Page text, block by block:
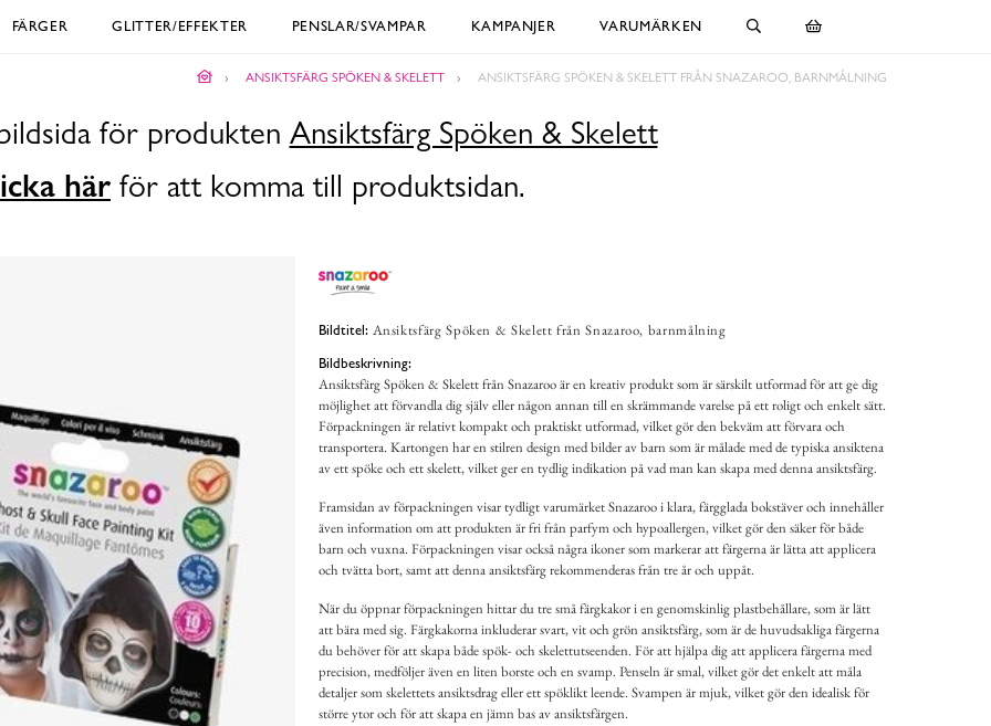
FÄRGER GLITTER/EFFEKTER PENSLAR/SVAMPAR KAMPANJER VARUMÄRKEN
ANSIKTSFÄRG SPÖKEN & SKELETT ANSIKTSFÄRG SPÖKEN & SKELETT FRÅN SNAZAROO, BARNMÅLNING
för produkten Ansiktsfärg Spöken & Skelett
här för att komma till produktsidan.
Bildtitel: Ansiktsfärg Spöken & Skelett från Snazaroo, barnmålning
Bildbeskrivning:
Ansiktsfärg Spöken & Skelett från Snazaroo är en kreativ produkt som är särskilt utformad för att ge dig
möjlighet att förvandla dig själv eller någon annan till en skrämmande varelse på ett roligt och enkelt sätt.
Förpackningen är relativt kompakt och praktiskt utformad, vilket gör den bekväm att förvara och
transportera. Kartongen har en stilren design med bilder av barn som är målade med de typiska ansiktena
av ett spöke och ett skelett, vilket ger en tydlig indikation på vad man kan skapa med denna ansiktsfärg.
Framsidan av förpackningen visar tydligt varumärket Snazaroo i klara, färgglada bokstäver och innehåller
även information om att produkten är fri från parfym och hypoallergen, vilket gör den säker för både
barn och vuxna. Förpackningen visar också några ikoner som markerar att färgerna är lätta att applicera
och tvätta bort, samt att denna ansiktsfärg rekommenderas från tre år och uppåt.
När du öppnar förpackningen hittar du tre små färgkakor i en genomskinlig plastbehållare, som är lätt
att bära med sig. Färgkakorna inkluderar svart, vit och grön ansiktsfärg, som är de huvudsakliga färgerna
du behöver för att skapa både spök- och skelettutseenden. För att hjälpa dig att applicera färgerna med
precision, medföljer även en liten borste och en svamp. Penseln är smal, vilket gör det enkelt att måla
detaljer som skelettets ansiktsdrag eller ett spöklikt leende. Svampen är mjuk, vilket gör den idealisk för
större ytor och för att skapa en jämn bas av ansiktsfärgen.